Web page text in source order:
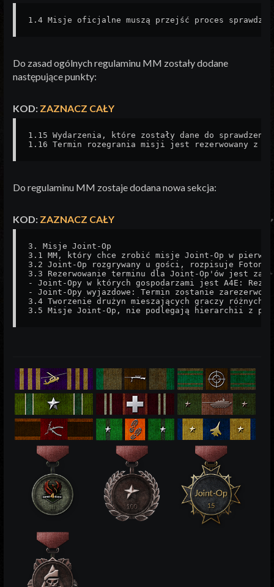
1.4 Misje oficjalne muszą przejść proces
Do zasad ogólnych regulaminu MM zostały dodane
następujące punkty:
KOD: ZAZNACZ CAŁY
1.15 Wydarzenia, które zostały dane do
1.16 Termin rozegrania misji jest rezerwowany z
Do regulaminu MM zostaje dodana nowa sekcja:
KOD: ZAZNACZ CAŁY
3. Misje Joint-Op
3.1 MM, który chce zrobić misje Joint-Op w
3.2 Joint-Op rozgrywany u gości, rozpisuje Foton.
3.3 Rezerwowanie terminu dla Joint-Op'ów jest
- Joint-Opy w których gospodarzami jest A4E:
- Joint-Opy wyjazdowe: Termin zostanie
3.4 Tworzenie drużyn mieszających graczy
3.5 Misje Joint-Op, nie podlegają hierarchii z